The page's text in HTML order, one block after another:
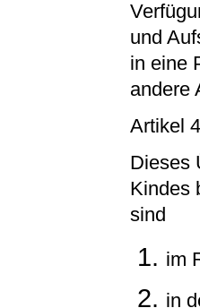
und
in eine
andere
Artikel
Dieses
Kindes
sind
im
in